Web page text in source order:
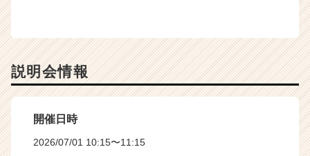
説明会情報
開催日時
2026/07/01 10:15〜11:15